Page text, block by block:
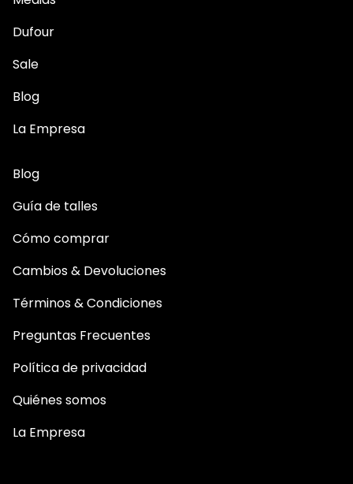
Dufour
Sale
Blog
La Empresa
Blog
Guía de talles
Cómo comprar
Cambios & Devoluciones
Términos & Condiciones
Preguntas Frecuentes
Política de privacidad
Quiénes somos
La Empresa